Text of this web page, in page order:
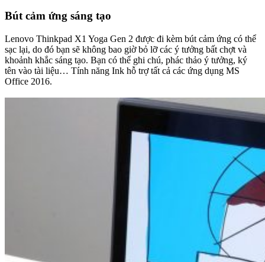
Bút cảm ứng sáng tạo
Lenovo Thinkpad X1 Yoga Gen 2 được đi kèm bút cảm ứng có thể
sạc lại, do đó bạn sẽ không bao giờ bỏ lỡ các ý tưởng bất chợt và
khoảnh khắc sáng tạo. Bạn có thể ghi chú, phác thảo ý tưởng, ký
tên vào tài liệu… Tính năng Ink hỗ trợ tất cả các ứng dụng MS
Office 2016.